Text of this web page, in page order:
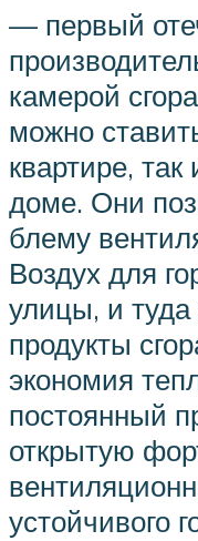
— первый
камерой
можно
кварти­ре,
доме. Они
блему
Воздух для
улицы, и
продукты
экономия
постоянный
открытую
устойчивого